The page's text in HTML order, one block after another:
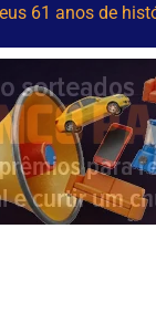
Administrativo